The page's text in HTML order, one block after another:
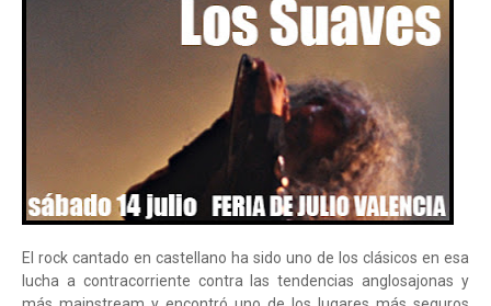
El rock cantado en castellano ha sido uno de los clásicos en esa
lucha a contracorriente contra las tendencias anglosajonas y